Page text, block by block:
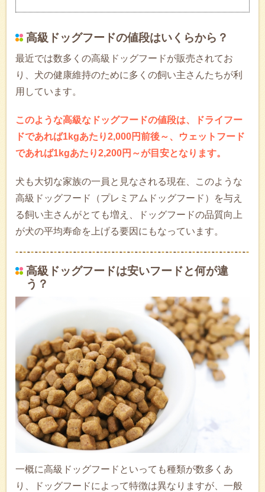
高級ドッグフードの値段はいくらから？
最近では数多くの高級ドッグフードが販売されてお
り、犬の健康維持のために多くの飼い主さんたちが利
用しています。
このような高級なドッグフードの値段は、ドライフー
ドであれば1kgあたり2,000円前後～、ウェットフード
であれば1kgあたり2,200円～が目安となります。
犬も大切な家族の一員と見なされる現在、このような
高級ドッグフード（プレミアムドッグフード）を与え
る飼い主さんがとても増え、ドッグフードの品質向上
が犬の平均寿命を上げる要因にもなっています。
高級ドッグフードは安いフードと何が違
う？
一概に高級ドッグフードといっても種類が数多くあ
り、ドッグフードによって特徴は異なりますが、一般